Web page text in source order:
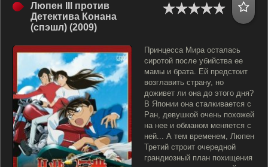
Люпен III против
Детектива Конана
(спэшл) (2009)
Принцесса Мира осталась
сиротой после убийства ее
мамы и брата. Ей предстоит
возглавить страну, но
доживет ли она до этого дня?
В Японии она сталкивается с
Ран, девушкой очень похожей
на нее и обманом меняется с
ней... А тем временем, Люпен
Третий строит очередной
грандиозный план похищения